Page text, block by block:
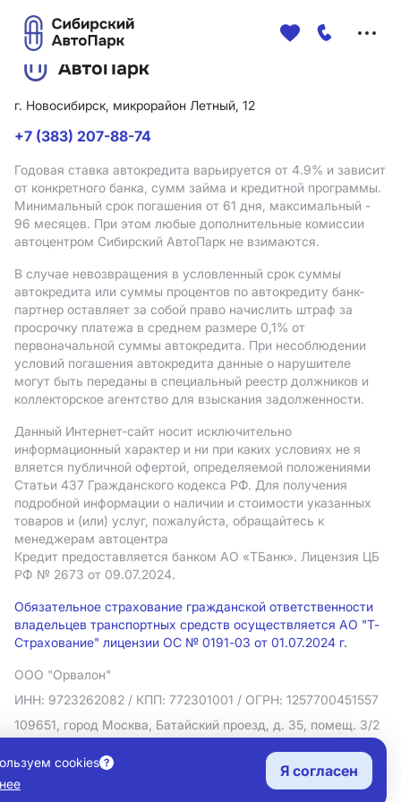
г. Новосибирск, микрорайон Летный, 12
+7 (383) 207-88-74
Годовая ставка автокредита варьируется от 4.9% и зависит
от конкретного банка, сумм займа и кредитной программы.
Минимальный срок погашения от 61 дня, максимальный -
96 месяцев. При этом любые дополнительные комиссии
автоцентром Сибирский АвтоПарк не взимаются.
В случае невозвращения в условленный срок суммы
автокредита или суммы процентов по автокредиту банк-
партнер оставляет за собой право начислить штраф за
просрочку платежа в среднем размере 0,1% от
первоначальной суммы автокредита. При несоблюдении
условий погашения автокредита данные о нарушителе
могут быть переданы в специальный реестр должников и
коллекторское агентство для взыскания задолженности.
Данный Интернет-сайт носит исключительно
информационный характер и ни при каких условиях не я
вляется публичной офертой, определяемой положениями
Статьи 437 Гражданского кодекса РФ. Для получения
подробной информации о наличии и стоимости указанных
товаров и (или) услуг, пожалуйста, обращайтесь к
менеджерам автоцентра
Кредит предоставляется банком АO «ТБанк». Лицензия ЦБ
РФ № 2673 от 09.07.2024.
Обязательное страхование гражданской ответственности
владельцев транспортных средств осуществляется АО "Т-
Страхование" лицензии ОС № 0191-03 от 01.07.2024 г.
ООО "Орвалон"
ИНН: 9723262082 / КПП: 772301001 / ОГРН: 1257700451557
109651, город Москва, Батайский проезд, д. 35, помещ. 3/2
Политика в отношении обработки персональных данных
Согласие на рекламную рассылку
Правовая информация
cookies
Я согласен